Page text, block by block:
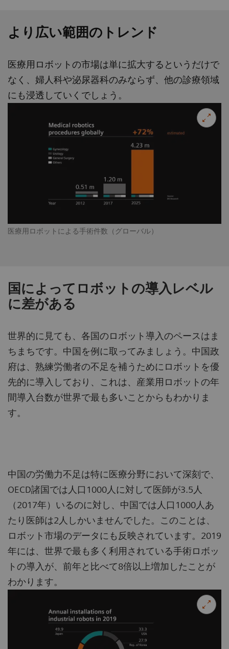
医療用ロボットによる手術件数（グローバル）
より広い範囲のトレンド
医療用ロボットの市場は単に拡大するというだけで
なく、婦人科や泌尿器科のみならず、他の診療領域
にも浸透していくでしょう。
国によってロボットの導入レベル
に差がある
世界的に見ても、各国のロボット導入のペースはま
ちまちです。中国を例に取ってみましょう。中国政
府は、熟練労働者の不足を補うためにロボットを優
先的に導入しており、これは、産業用ロボットの年
間導入台数が世界で最も多いことからもわかりま
す。
中国の労働力不足は特に医療分野において深刻で、
OECD諸国では人口1000人に対して医師が3.5人
（2017年）いるのに対し、中国では人口1000人あ
たり医師は2人しかいませんでした。このことは、
ロボット市場のデータにも反映されています。2019
年には、世界で最も多く利用されている手術ロボッ
トの導入が、前年と比べて8倍以上増加したことが
わかります。